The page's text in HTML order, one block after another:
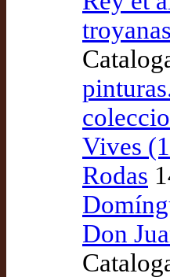
Vives
Rodas
Don